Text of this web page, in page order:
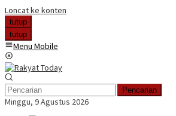
Loncat ke konten
tutup
tutup
Menu Mobile
Pencarian
Minggu, 9 Agustus 2026